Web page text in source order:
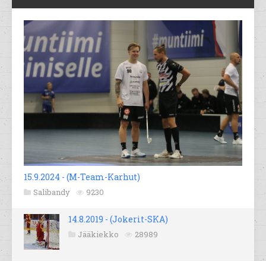
15.9.2024 - (M-Team-Karhut)
Salibandy 9230
14.8.2019 - (Jokerit-SKA)
Jääkiekko 28989